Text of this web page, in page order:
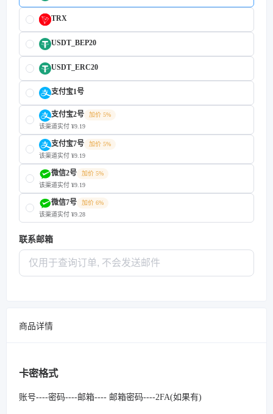
TRX
USDT_BEP20
USDT_ERC20
支付宝1号
支付宝2号
加价 5%
该渠道实付 ¥9.19
支付宝7号
加价 5%
该渠道实付 ¥9.19
微信2号
加价 5%
该渠道实付 ¥9.19
微信7号
加价 6%
该渠道实付 ¥9.28
联系邮箱
商品详情
卡密格式
账号----密码----邮箱---- 邮箱密码----2FA(如果有)